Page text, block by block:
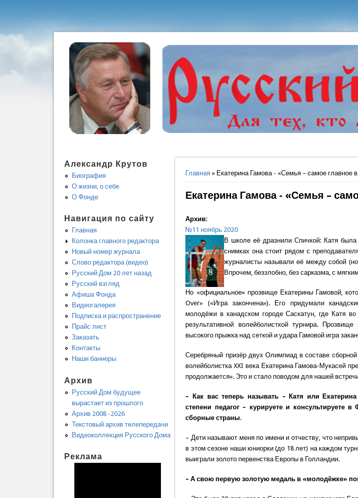
Вы здесь
Главная » Екатерина Гамова - «Семья – самое главное
Екатерина Гамова - «Семья –
Архив:
№11 ноябрь 2020
В школе её дразнили Спичкой: Катя
снимках она стоит рядом с
журналисты называли её между собой
Впрочем, беззлобно, без сарказма, с
Но «официальное» прозвище Екатерины Гамовой,
Over» («Игра закончена»). Его придумали
молодёжи в канадском городе Саскатун, где Катя
результативной волейболисткой турнира.
высокого прыжка над сеткой и удара Гамовой игра
Серебряный призёр двух Олимпиад в составе
волейболистка XXI века Екатерина Гамова-Мукасей
продолжается». Это и стало поводом для нашей
– Как вас теперь называть – Катя или
степени педагог – курируете и консультируете
сборные страны.
– Дети называют меня по имени и отчеству, что
в этом сезоне наши юниорки (до 18 лет) на каждом
выиграли золото первенства Европы в Голландии.
– А свою первую золотую медаль в «молодёжке»
Александр Крутов
Биография
О жизни, о себе
О Фонде
Навигация по сайту
Главная
Колонка главного редактора
Новый номер журнала
Слово редактора (видео)
Русский Дом 20 лет назад
Русский взгляд
Афиша Фонда
Видеогалерея
Подписка и распространение
Прайс лист
Заказать
Контакты
Наши баннеры
Архив
Русский Дом будущее
вырастает из прошлого
Архив 2008 -2026
Текстовый архив телепередачи
Видеоколлекция Русского Дома
Реклама